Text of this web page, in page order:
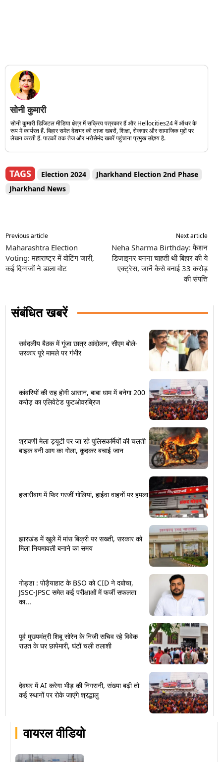
वायरल वीडियो
सोनी कुमारी
सोनी कुमारी डिजिटल मीडिया क्षेत्र में सक्रिय पत्रकार हैं और Hellocities24 में ऑथर के
रूप में कार्यरत हैं. बिहार समेत देशभर की ताजा खबरों, शिक्षा, रोजगार और सामाजिक मुद्दों पर
लेखन करती हैं. पाठकों तक तेज और भरोसेमंद खबरें पहुंचाना प्रमुख उद्देश्य है.
TAGS Election 2024
Jharkhand Election 2nd Phase
Jharkhand News
Previous article
Maharashtra Election
Voting: महाराष्ट्र में वोटिंग जारी,
कई दिग्गजों ने डाला वोट
Next article
Neha Sharma Birthday: फैशन
डिजाइनर बनना चाहती थी बिहार की ये
एक्ट्रेस, जानें कैसे बनाई 33 करोड़
की संपत्ति
संबंधित खबरें
सर्वदलीय बैठक में गूंजा छात्र आंदोलन, सीएम बोले-
सरकार पूरे मामले पर गंभीर
कांवरियों की राह होगी आसान, बाबा धाम में बनेगा 200
करोड़ का एलिवेटेड फुटओवरब्रिज
श्रावणी मेला ड्यूटी पर जा रहे पुलिसकर्मियों की चलती
बाइक बनी आग का गोला, कूदकर बचाई जान
हजारीबाग में फिर गरजीं गोलियां, हाईवा वाहनों पर हमला
झारखंड में खुले में मांस बिक्री पर सख्ती, सरकार को
मिला नियमावली बनाने का समय
गोड्डा : पोड़ैयाहाट के BSO को CID ने दबोचा,
JSSC-JPSC समेत कई परीक्षाओं में फर्जी सफलता
का...
पूर्व मुख्यमंत्री शिबू सोरेन के निजी सचिव रहे विवेक
राउत के घर छापेमारी, घंटों चली तलाशी
देवघर में AI करेगा भीड़ की निगरानी, संख्या बढ़ी तो
कई स्थानों पर रोके जाएंगे श्रद्धालु